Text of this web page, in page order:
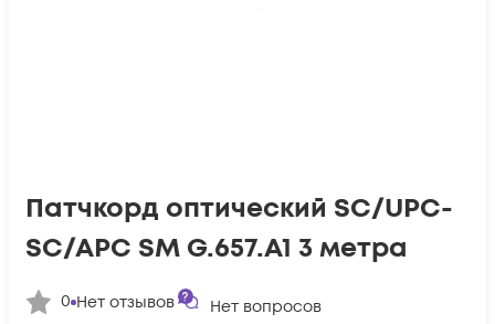
Патчкорд оптический SC/UPC-
SC/APC SM G.657.A1 3 метра
0 Нет отзывов Нет вопросов